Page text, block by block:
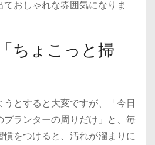
おしゃれな雰囲気になりま
ちょこっと掃
とすると大変ですが、「今日
ランターの周りだけ」と、毎
慣をつけると、汚れが溜まりに